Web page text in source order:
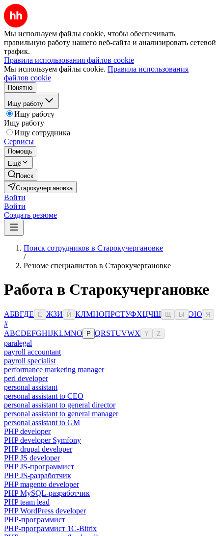
Мы используем файлы cookie, чтобы обеспечивать
правильную работу нашего веб-сайта и анализировать сетевой
трафик.
Правила использования файлов cookie
Мы используем файлы cookie. Правила использования
файлов cookie
Понятно
Ищу работу
Ищу работу
Ищу работу
Ищу сотрудника
Сервисы
Помощь
Ещё
Поиск
Старокучергановка
Войти
Войти
Создать резюме
Поиск сотрудников в Старокучергановке
/
Резюме специалистов в Старокучергановке
Работа в Старокучергановке
АБВГДЕ Ё ЖЗИ Й КЛМНОПРСТУФХЦЧШ Ы ЭЮ Я
#
ABCDEFGHIJKLMNO P QRSTUVWX Y Z
paralegal
payroll accountant
payroll specialist
performance marketing manager
perl developer
personal assistant
personal assistant to CEO
personal assistant to general director
personal assistant to general manager
personal assistant to GM
PHP developer
PHP developer Symfony
PHP drupal developer
PHP JS developer
PHP JS-программист
PHP JS-разработчик
PHP magento developer
PHP MySQL-разработчик
PHP team lead
PHP WordPress developer
PHP-программист
PHP-программист 1C-Bitrix